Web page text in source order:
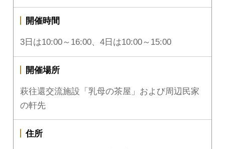
開催時間
3日は10:00～16:00、4日は10:00～15:00
開催場所
萩往還交流施設「乳母の茶屋」および周辺民家
の軒先
住所